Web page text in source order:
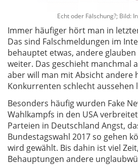
Echt oder Fälschung?; Bild:
Immer häufiger hört man in
Das sind Falschmeldungen im
behauptet etwas, andere
weiter. Das geschieht manchmal
aber will man mit Absicht andere
Konkurrenten schlecht aussehen
Besonders häufig wurden Fake
Wahlkampfs in den USA
Parteien in Deutschland Angst,
Bundestagswahl 2017 so gehen
wird gewählt. Bis dahin ist viel
Behauptungen andere